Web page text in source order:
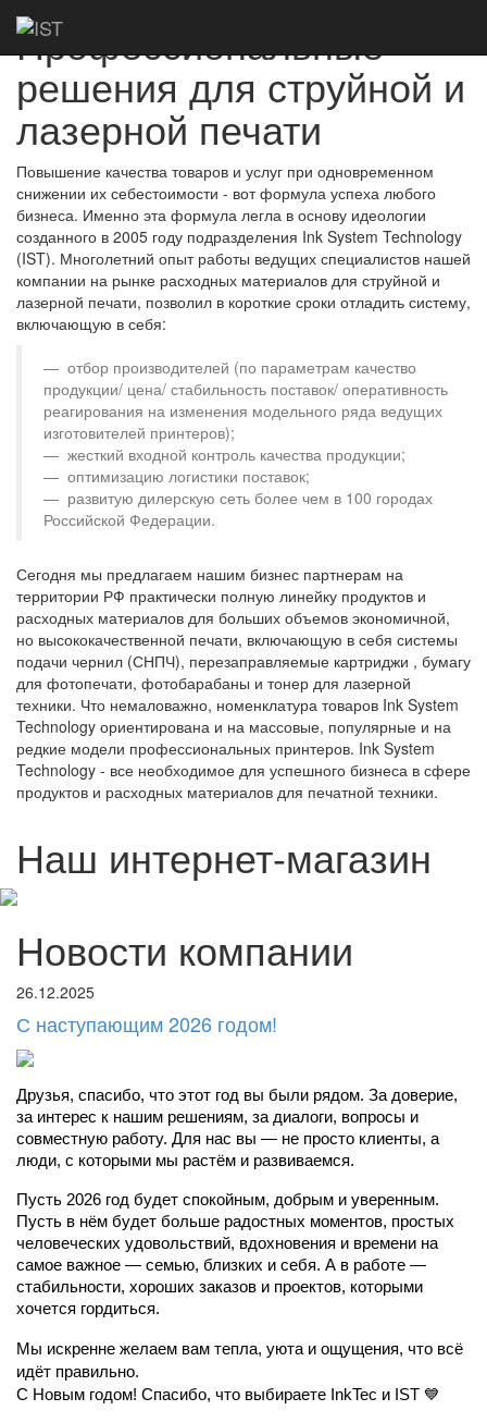
Профессиональные
решения для струйной и
лазерной печати
Повышение качества товаров и услуг при одновременном
снижении их себестоимости - вот формула успеха любого
бизнеса. Именно эта формула легла в основу идеологии
созданного в 2005 году подразделения Ink System Technology
(IST). Многолетний опыт работы ведущих специалистов нашей
компании на рынке расходных материалов для струйной и
лазерной печати, позволил в короткие сроки отладить систему,
включающую в себя:
отбор производителей (по параметрам качество
продукции/ цена/ стабильность поставок/ оперативность
реагирования на изменения модельного ряда ведущих
изготовителей принтеров);
жесткий входной контроль качества продукции;
оптимизацию логистики поставок;
развитую дилерскую сеть более чем в 100 городах
Российской Федерации.
Сегодня мы предлагаем нашим бизнес партнерам на
территории РФ практически полную линейку продуктов и
расходных материалов для больших объемов экономичной,
но высококачественной печати, включающую в себя системы
подачи чернил (СНПЧ), перезаправляемые картриджи , бумагу
для фотопечати, фотобарабаны и тонер для лазерной
техники. Что немаловажно, номенклатура товаров Ink System
Technology ориентирована и на массовые, популярные и на
редкие модели профессиональных принтеров. Ink System
Technology - все необходимое для успешного бизнеса в сфере
продуктов и расходных материалов для печатной техники.
Наш интернет-магазин
Новости компании
26.12.2025
С наступающим 2026 годом!
Друзья, спасибо, что этот год вы были рядом. За доверие,
за интерес к нашим решениям, за диалоги, вопросы и
совместную работу. Для нас вы — не просто клиенты, а
люди, с которыми мы растём и развиваемся.
Пусть 2026 год будет спокойным, добрым и уверенным.
Пусть в нём будет больше радостных моментов, простых
человеческих удовольствий, вдохновения и времени на
самое важное — семью, близких и себя. А в работе —
стабильности, хороших заказов и проектов, которыми
хочется гордиться.
Мы искренне желаем вам тепла, уюта и ощущения, что всё
идёт правильно.
С Новым годом! Спасибо, что выбираете InkTec и IST 💙